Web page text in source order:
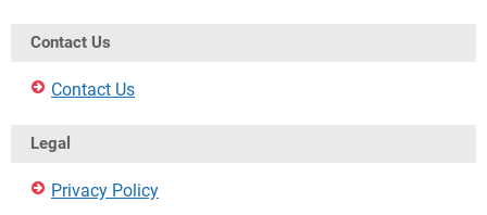
Contact Us
Contact Us
Legal
Privacy Policy